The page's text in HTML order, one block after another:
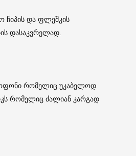
ჩიპის და ფლეშკის
დასაკვრელად.
რომელიც უკაბელოდ
რომელიც ძალიან კარგად